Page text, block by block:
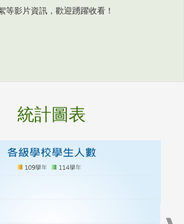
等影片資訊，歡迎踴躍收看！
統計圖表